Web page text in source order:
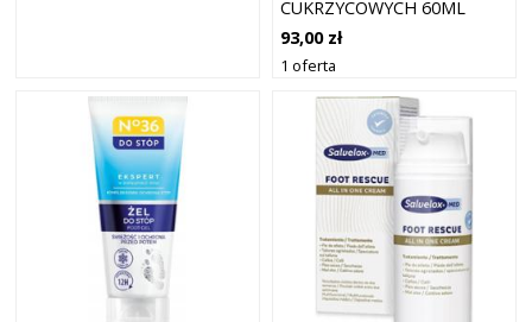
CUKRZYCOWYCH 60ML
93,00 zł
1 oferta